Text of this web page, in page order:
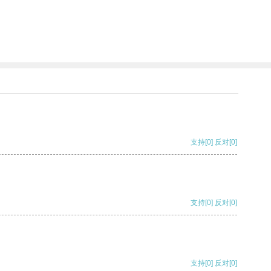
支持[0] 反对[0]
支持[0] 反对[0]
支持[0] 反对[0]